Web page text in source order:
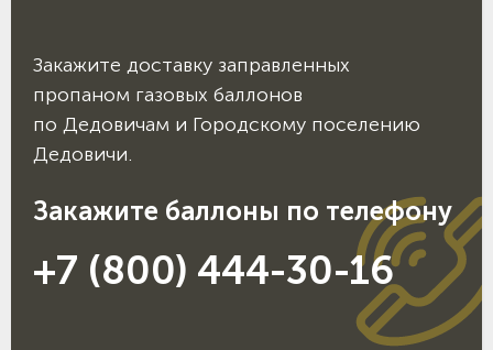
Закажите доставку заправленных
пропаном газовых баллонов
по Дедовичам и Городскому поселению
Дедовичи.
Закажите баллоны по телефону
+7 (800) 444-30-16